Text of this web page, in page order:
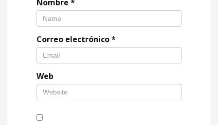
Nombre *
Correo electrónico*
Web